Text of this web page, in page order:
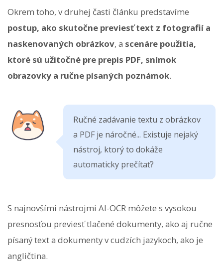
Okrem toho, v druhej časti článku predstavíme
postup, ako skutočne previesť text z fotografií a
naskenovaných obrázkov, a scenáre použitia,
ktoré sú užitočné pre prepis PDF, snímok
obrazovky a ručne písaných poznámok.
Ručné zadávanie textu z obrázkov
a PDF je náročné... Existuje nejaký
nástroj, ktorý to dokáže
automaticky prečítať?
S najnovšími nástrojmi AI-OCR môžete s vysokou
presnosťou previesť tlačené dokumenty, ako aj ručne
písaný text a dokumenty v cudzích jazykoch, ako je
angličtina.